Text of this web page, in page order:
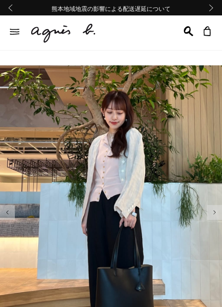
熊本地域地震の影響による配送遅延について
Summer Sale 2buy10%OFF!!
熊本地域地震の影響による配送遅延について
Summer Sale 2buy10%OFF!!
前の画像